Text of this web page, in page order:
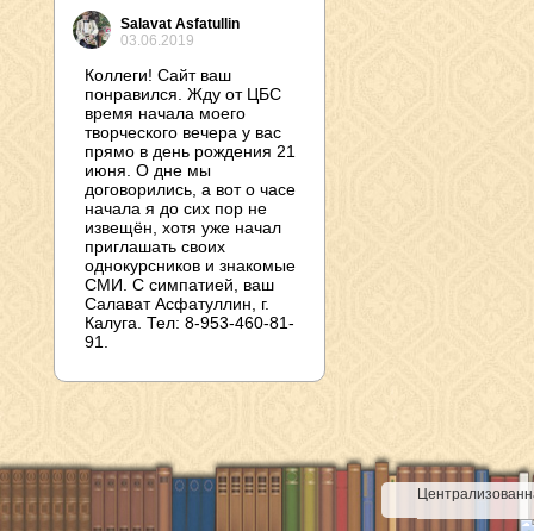
Salavat Asfatullin
03.06.2019
Коллеги! Сайт ваш
понравился. Жду от ЦБС
время начала моего
творческого вечера у вас
прямо в день рождения 21
июня. О дне мы
договорились, а вот о часе
начала я до сих пор не
извещён, хотя уже начал
приглашать своих
однокурсников и знакомые
СМИ. С симпатией, ваш
Салават Асфатуллин, г.
Калуга. Тел: 8-953-460-81-
91.